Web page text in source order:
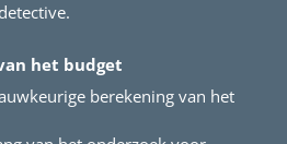
het budget
berekening van het